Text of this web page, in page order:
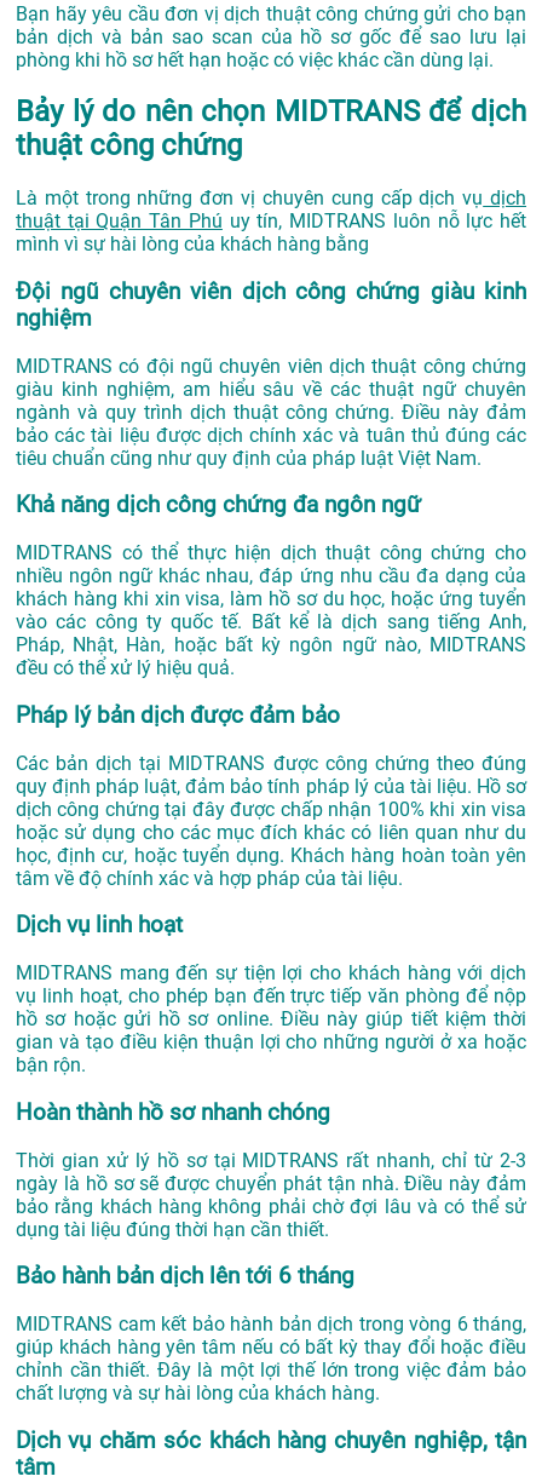
Bạn hãy yêu cầu đơn vị dịch thuật công chứng gửi cho bạn
bản dịch và bản sao scan của hồ sơ gốc để sao lưu lại
phòng khi hồ sơ hết hạn hoặc có việc khác cần dùng lại.
Bảy lý do nên chọn MIDTRANS để dịch
thuật công chứng
Là một trong những đơn vị chuyên cung cấp dịch vụ dịch
thuật tại Quận Tân Phú uy tín, MIDTRANS luôn nỗ lực hết
mình vì sự hài lòng của khách hàng bằng
Đội ngũ chuyên viên dịch công chứng giàu kinh
nghiệm
MIDTRANS có đội ngũ chuyên viên dịch thuật công chứng
giàu kinh nghiệm, am hiểu sâu về các thuật ngữ chuyên
ngành và quy trình dịch thuật công chứng. Điều này đảm
bảo các tài liệu được dịch chính xác và tuân thủ đúng các
tiêu chuẩn cũng như quy định của pháp luật Việt Nam.
Khả năng dịch công chứng đa ngôn ngữ
MIDTRANS có thể thực hiện dịch thuật công chứng cho
nhiều ngôn ngữ khác nhau, đáp ứng nhu cầu đa dạng của
khách hàng khi xin visa, làm hồ sơ du học, hoặc ứng tuyển
vào các công ty quốc tế. Bất kể là dịch sang tiếng Anh,
Pháp, Nhật, Hàn, hoặc bất kỳ ngôn ngữ nào, MIDTRANS
đều có thể xử lý hiệu quả.
Pháp lý bản dịch được đảm bảo
Các bản dịch tại MIDTRANS được công chứng theo đúng
quy định pháp luật, đảm bảo tính pháp lý của tài liệu. Hồ sơ
dịch công chứng tại đây được chấp nhận 100% khi xin visa
hoặc sử dụng cho các mục đích khác có liên quan như du
học, định cư, hoặc tuyển dụng. Khách hàng hoàn toàn yên
tâm về độ chính xác và hợp pháp của tài liệu.
Dịch vụ linh hoạt
MIDTRANS mang đến sự tiện lợi cho khách hàng với dịch
vụ linh hoạt, cho phép bạn đến trực tiếp văn phòng để nộp
hồ sơ hoặc gửi hồ sơ online. Điều này giúp tiết kiệm thời
gian và tạo điều kiện thuận lợi cho những người ở xa hoặc
bận rộn.
Hoàn thành hồ sơ nhanh chóng
Thời gian xử lý hồ sơ tại MIDTRANS rất nhanh, chỉ từ 2-3
ngày là hồ sơ sẽ được chuyển phát tận nhà. Điều này đảm
bảo rằng khách hàng không phải chờ đợi lâu và có thể sử
dụng tài liệu đúng thời hạn cần thiết.
Bảo hành bản dịch lên tới 6 tháng
MIDTRANS cam kết bảo hành bản dịch trong vòng 6 tháng,
giúp khách hàng yên tâm nếu có bất kỳ thay đổi hoặc điều
chỉnh cần thiết. Đây là một lợi thế lớn trong việc đảm bảo
chất lượng và sự hài lòng của khách hàng.
Dịch vụ chăm sóc khách hàng chuyên nghiệp, tận
tâm